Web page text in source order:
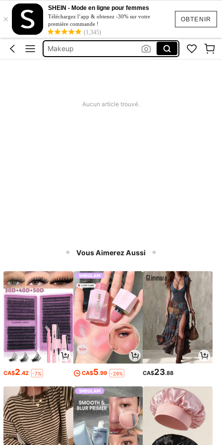
OBTENIR
×
SHEIN - Mode en ligne pour femmes
Téléchargez l’app & obtenez -30% sur votre
première commande !
(1,345)
Lip Liner
Gloss
Sheglam
Makeup
Aucun article trouvé.
Vous Aimerez Aussi
CA$2.42 -7% CA$5.99 -29% CA$23.88